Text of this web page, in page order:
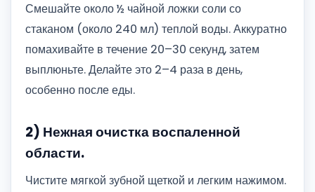
Смешайте около ½ чайной ложки соли со
стаканом (около 240 мл) теплой воды. Аккуратно
помахивайте в течение 20–30 секунд, затем
выплюньте. Делайте это 2–4 раза в день,
особенно после еды.
2) Нежная очистка воспаленной
области.
Чистите мягкой зубной щеткой и легким нажимом.